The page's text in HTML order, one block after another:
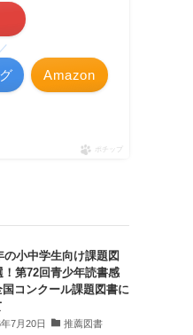
Amazon
ポチップ
の小中学生向け課題図
！第72回青少年読書感
コンクール課題図書に
7月20日 推薦図書